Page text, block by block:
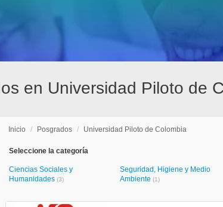
en Universidad Piloto de
Inicio / Posgrados / Universidad Piloto de Colombia
Seleccione la categoría
Ciencias Sociales y
Humanidades (3)
Seguridad, Higiene y Medio
Ambiente (1)